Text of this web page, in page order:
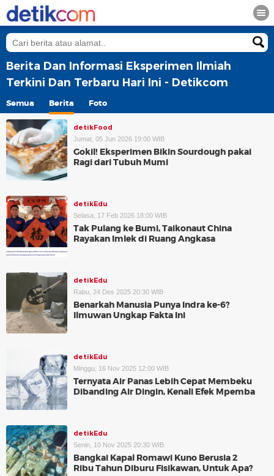
Berita Dan Informasi Eksperimen Ilmiah
Terkini Dan Terbaru Hari Ini - Detikcom
Semua Berita Foto
detikFood
Jumat, 05 Jun 2026 19:00 WIB
Gokil! Eksperimen Bikin Sourdough pakai
Ragi dari Tubuh Mumi
detikEdu
Selasa, 17 Feb 2026 18:00 WIB
Tak Pulang ke Bumi, Taikonaut China
Rayakan Imlek di Ruang Angkasa
detikEdu
Rabu, 24 Des 2025 20:30 WIB
Benarkah Manusia Punya Indra ke-6?
Ilmuwan Ungkap Fakta Ini
detikEdu
Minggu, 16 Nov 2025 12:00 WIB
Ternyata Air Panas Lebih Cepat Membeku
Dibanding Air Dingin, Kenali Efek Mpemba
detikEdu
Senin, 10 Nov 2025 20:30 WIB
Bangkai Kapal Romawi Kuno Berusia 2
Ribu Tahun Diburu Fisikawan, Untuk Apa?